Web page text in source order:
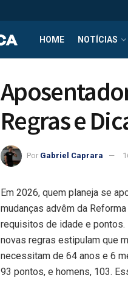
HOME NOTÍCIAS
Regras e
Por Gabriel Caprara
Em 2026, quem planeja se
mudanças advêm da
requisitos de idade e pontos.
novas regras estipulam que
necessitam de 64 anos e 6
93 pontos, e homens, 103.